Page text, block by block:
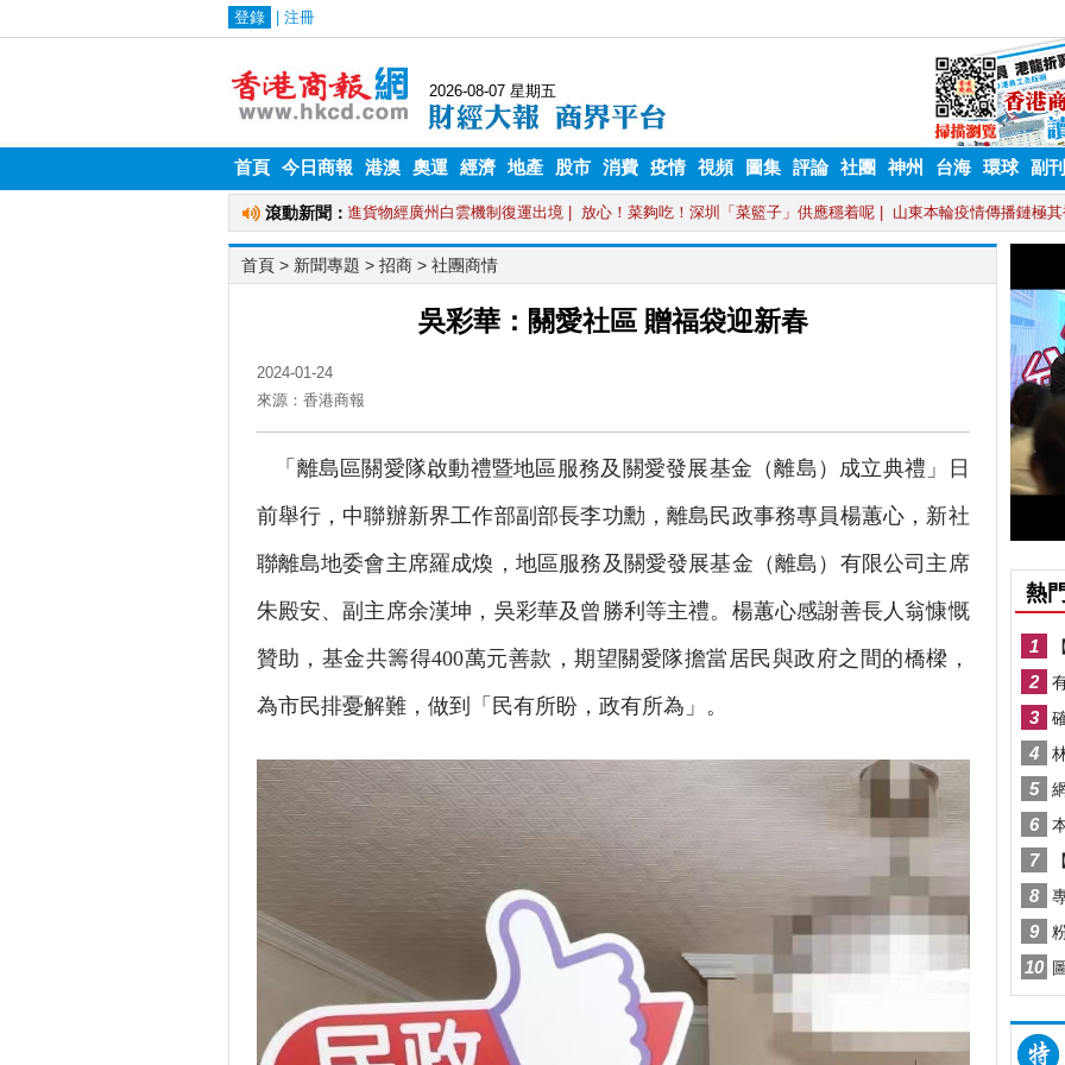
首頁 今日商報 港澳 奧運 經濟 地產 股市 消費 疫情 視頻 圖集 評論 社團 神州 台海 環球 副刊
首頁 > 新聞專題 > 招商 > 社團商情
吳彩華：關愛社區 贈福袋迎新春
2024-01-24
來源：香港商報
「離島區關愛隊啟動禮暨地區服務及關愛發展基金（離島）成立典禮」日
前舉行，中聯辦新界工作部副部長李功勳，離島民政事務專員楊蕙心，新社
聯離島地委會主席羅成煥，地區服務及關愛發展基金（離島）有限公司主席
朱殿安、副主席余漢坤，吳彩華及曾勝利等主禮。楊蕙心感謝善長人翁慷慨
贊助，基金共籌得400萬元善款，期望關愛隊擔當居民與政府之間的橋樑，
為市民排憂解難，做到「民有所盼，政有所為」。